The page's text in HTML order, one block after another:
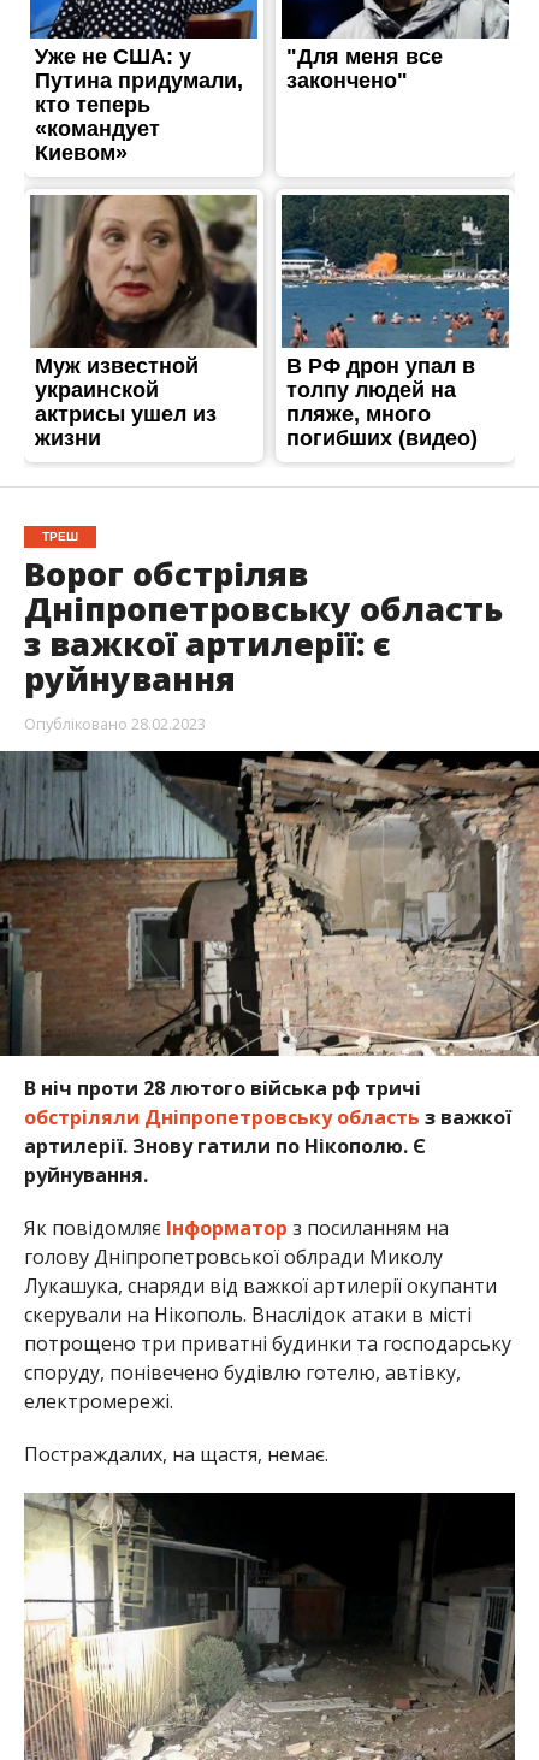
ТРЕШ
Ворог обстріляв
Дніпропетровську область
з важкої артилерії: є
руйнування
Опубліковано 28.02.2023
В ніч проти 28 лютого війська рф тричі
обстріляли Дніпропетровську область з важкої
артилерії. Знову гатили по Нікополю. Є
руйнування.
Як повідомляє Інформатор з посиланням на
голову Дніпропетровської облради Миколу
Лукашука, снаряди від важкої артилерії окупанти
скерували на Нікополь. Внаслідок атаки в місті
потрощено три приватні будинки та господарську
споруду, понівечено будівлю готелю, автівку,
електромережі.
Постраждалих, на щастя, немає.